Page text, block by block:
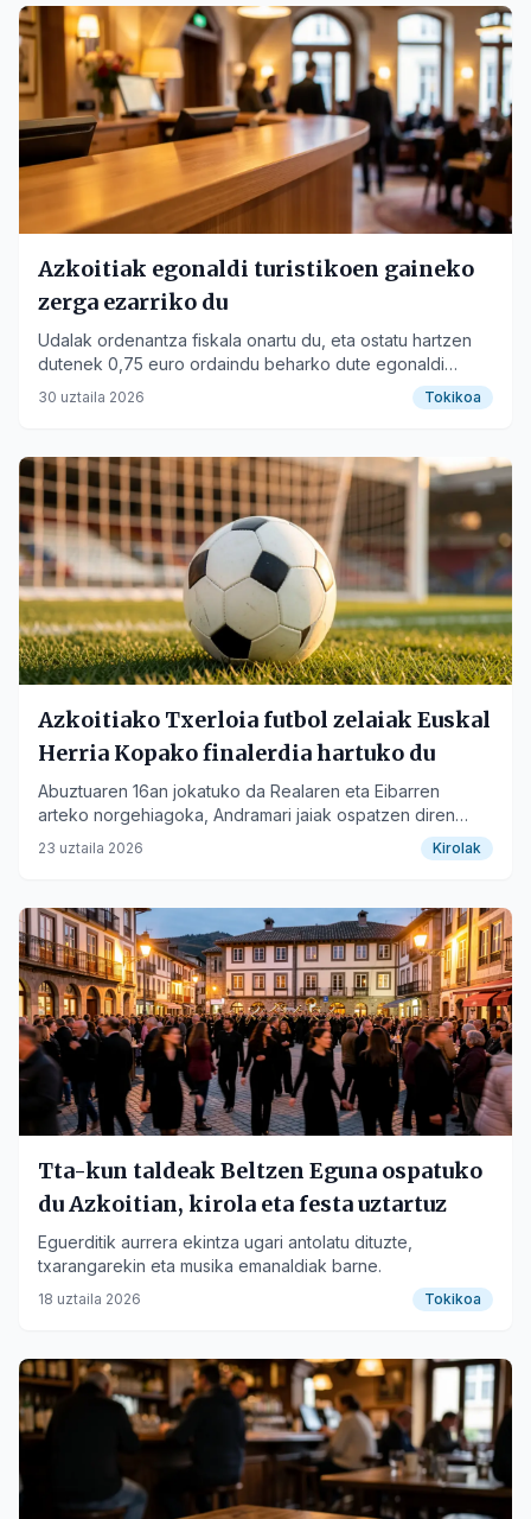
Azkoitian Mus Txapelketa Berria Ostiral
Honetan
urola-kosta
PLACES
📍 City
Azkoitiak egonaldi turistikoen gaineko
zerga ezarriko du
Udalak ordenantza fiskala onartu du, eta ostatu hartzen
dutenek 0,75 euro ordaindu beharko dute egonaldi
bakoitzeko.
30 uztaila 2026 Tokikoa
Azkoitiako Txerloia futbol zelaiak Euskal
Herria Kopako finalerdia hartuko du
Abuztuaren 16an jokatuko da Realaren eta Eibarren
arteko norgehiagoka, Andramari jaiak ospatzen diren
bitartean.
23 uztaila 2026 Kirolak
Tta-kun taldeak Beltzen Eguna ospatuko
du Azkoitian, kirola eta festa uztartuz
Eguerditik aurrera ekintza ugari antolatu dituzte,
txarangarekin eta musika emanaldiak barne.
18 uztaila 2026 Tokikoa